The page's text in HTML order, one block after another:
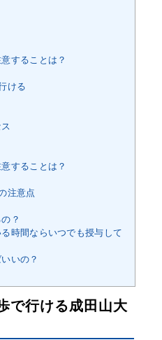
することは？
ける
することは？
注意点
？
時間ならいつでも授与して
いの？
で行ける成田山大